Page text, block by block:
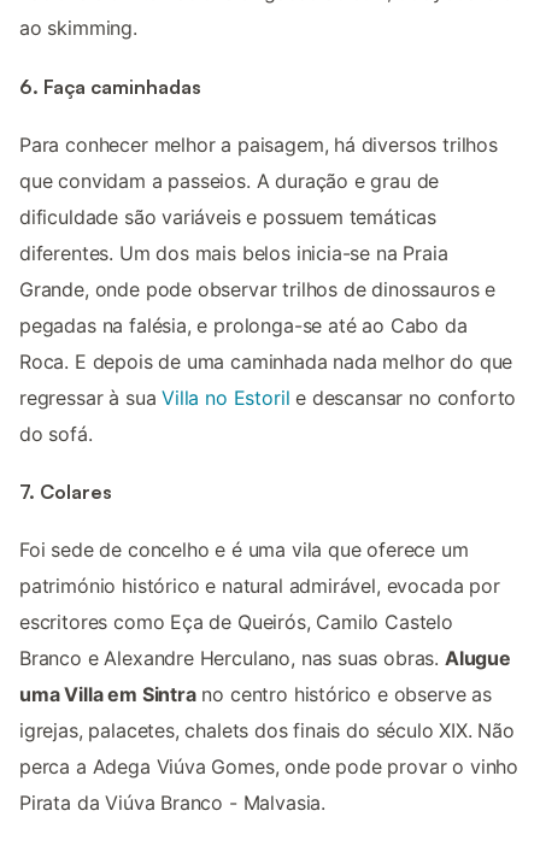
ao skimming.
6. Faça caminhadas
Para conhecer melhor a paisagem, há diversos trilhos
que convidam a passeios. A duração e grau de
dificuldade são variáveis e possuem temáticas
diferentes. Um dos mais belos inicia-se na Praia
Grande, onde pode observar trilhos de dinossauros e
pegadas na falésia, e prolonga-se até ao Cabo da
Roca. E depois de uma caminhada nada melhor do que
regressar à suaVilla no Estoril e descansar no conforto
do sofá.
7. Colares
Foi sede de concelho e é uma vila que oferece um
património histórico e natural admirável, evocada por
escritores como Eça de Queirós, Camilo Castelo
Branco e Alexandre Herculano, nas suas obras. Alugue
uma Villa em Sintrano centro histórico e observe as
igrejas, palacetes, chalets dos finais do século XIX. Não
perca a Adega Viúva Gomes, onde pode provar o vinho
Pirata da Viúva Branco - Malvasia.